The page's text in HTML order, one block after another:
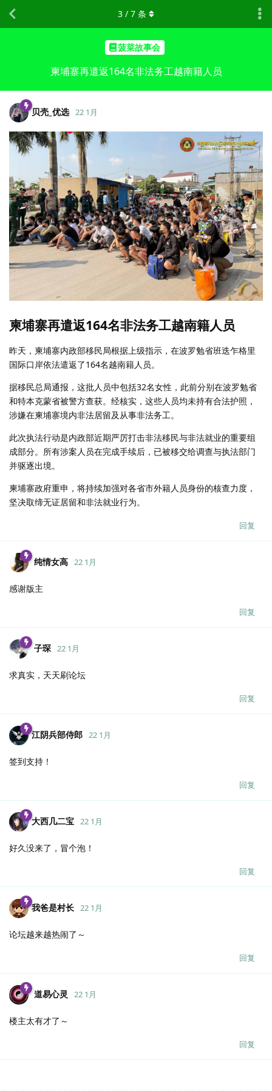
菠菜故事会
柬埔寨再遣返164名非法务工越南籍人员
3 / 7 条
贝壳_优选 22 1月
柬埔寨再遣返164名非法务工越南籍人员
昨天，柬埔寨内政部移民局根据上级指示，在波罗勉省班迭乍格里
国际口岸依法遣返了164名越南籍人员。
据移民总局通报，这批人员中包括32名女性，此前分别在波罗勉省
和特本克蒙省被警方查获。经核实，这些人员均未持有合法护照，
涉嫌在柬埔寨境内非法居留及从事非法务工。
此次执法行动是内政部近期严厉打击非法移民与非法就业的重要组
成部分。所有涉案人员在完成手续后，已被移交给调查与执法部门
并驱逐出境。
柬埔寨政府重申，将持续加强对各省市外籍人员身份的核查力度，
坚决取缔无证居留和非法就业行为。
回复
纯情女高 22 1月
感谢版主
回复
子琛 22 1月
求真实，天天刷论坛
回复
江阴兵部侍郎 22 1月
签到支持！
回复
大西几二宝 22 1月
好久没来了，冒个泡！
回复
我爸是村长 22 1月
论坛越来越热闹了～
回复
道易心灵 22 1月
楼主太有才了～
回复